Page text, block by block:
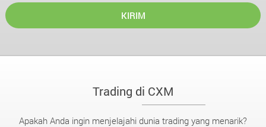
KIRIM
Trading di CXM
Apakah Anda ingin menjelajahi dunia trading yang menarik?